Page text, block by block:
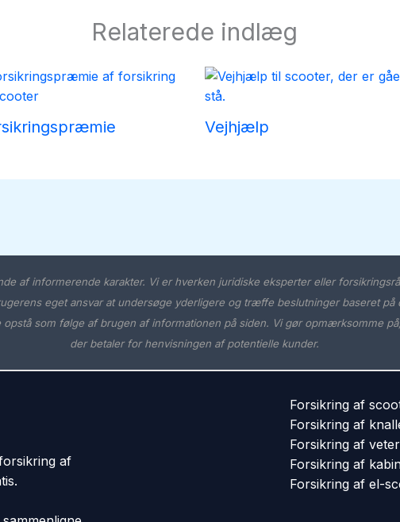
Relaterede indlæg
Vejhjælp
af informerende karakter. Vi er hverken juridiske eksperter eller
eget ansvar at undersøge yderligere og træffe beslutninger baseret på
som følge af brugen af informationen på siden. Vi gør opmærksomme
der betaler for henvisningen af potentielle kunder.
af
Forsikring af
Forsikring af
Forsikring af
Forsikring af
Forsikring af el-